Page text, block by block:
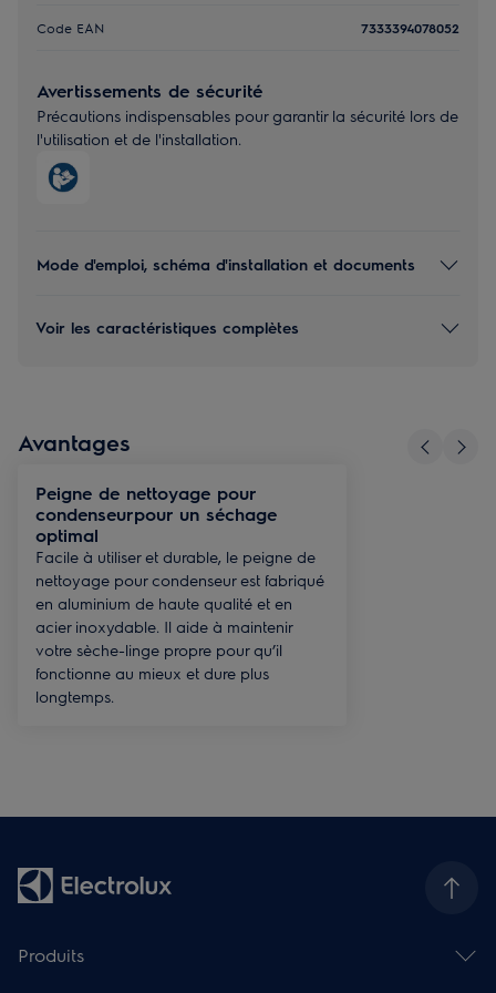
Code EAN 7333394078052
Avertissements de sécurité
Précautions indispensables pour garantir la sécurité lors de
l'utilisation et de l'installation.
Mode d'emploi, schéma d'installation et documents
Voir les caractéristiques complètes
Avantages
Peigne de nettoyage pour
condenseurpour un séchage
optimal
Facile à utiliser et durable, le peigne de
nettoyage pour condenseur est fabriqué
en aluminium de haute qualité et en
acier inoxydable. Il aide à maintenir
votre sèche-linge propre pour qu’il
fonctionne au mieux et dure plus
longtemps.
Produits